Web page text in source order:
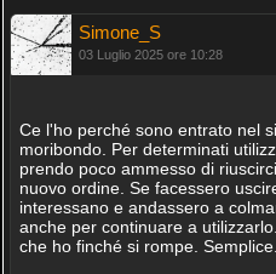
Simone_S
03 Luglio 2025 ore 10:28
Ce l'ho perché sono entrato nel
moribondo. Per determinati
prendo poco ammesso di
nuovo ordine. Se facessero
interessano e andassero a
anche per continuare a
che ho finché si rompe. Semplice.